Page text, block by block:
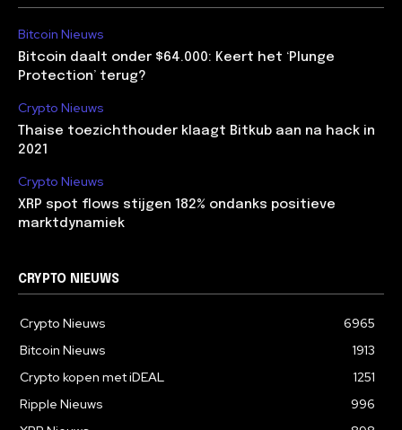
Bitcoin Nieuws
Bitcoin daalt onder $64.000: Keert het ‘Plunge
Protection’ terug?
Crypto Nieuws
Thaise toezichthouder klaagt Bitkub aan na hack in
2021
Crypto Nieuws
XRP spot flows stijgen 182% ondanks positieve
marktdynamiek
CRYPTO NIEUWS
Crypto Nieuws
6965
Bitcoin Nieuws
1913
Crypto kopen met iDEAL
1251
Ripple Nieuws
996